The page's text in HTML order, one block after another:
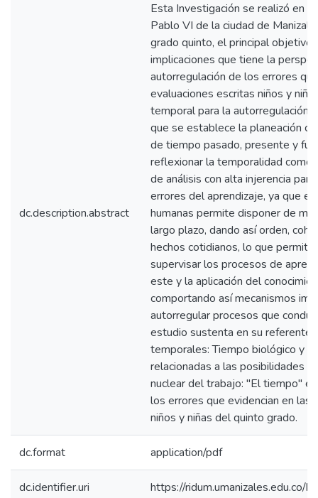
dc.description.abstract
Esta Investigación se realizó en
Pablo VI de la ciudad de
grado quinto, el principal objetivo
implicaciones que tiene la
autorregulación de los errores
evaluaciones escritas niños y
temporal para la autorregulación
que se establece la planeación
de tiempo pasado, presente y
reflexionar la temporalidad como
de análisis con alta injerencia
errores del aprendizaje, ya que el
humanas permite disponer de
largo plazo, dando así orden,
hechos cotidianos, lo que
supervisar los procesos de
este y la aplicación del
comportando así mecanismos
autorregular procesos que
estudio sustenta en su referente
temporales: Tiempo biológico y
relacionadas a las posibilidades
nuclear del trabajo: "El tiempo"
los errores que evidencian en las
niños y niñas del quinto grado.
dc.format application/pdf
dc.identifier.uri https://